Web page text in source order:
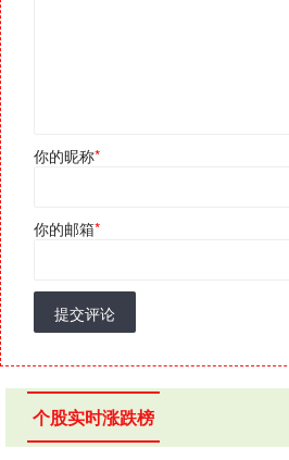
你的昵称*
你的邮箱*
提交评论
个股实时涨跌榜